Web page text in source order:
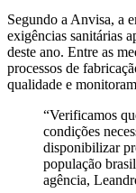
Segundo a Anvisa, a
exigências sanitárias
deste ano. Entre as
processos de
qualidade e
“Verificamos
condições
disponibilizar
população
agência,